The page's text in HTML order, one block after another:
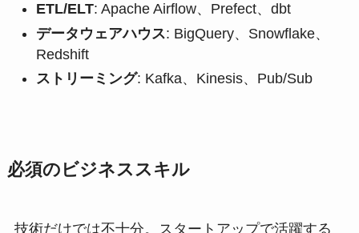
ETL/ELT: Apache Airflow、Prefect、dbt
データウェアハウス: BigQuery、Snowflake、
Redshift
ストリーミング: Kafka、Kinesis、Pub/Sub
必須のビジネススキル
技術だけでは不十分。スタートアップで活躍する